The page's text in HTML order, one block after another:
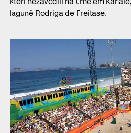
laguně Rodriga de Freitase.